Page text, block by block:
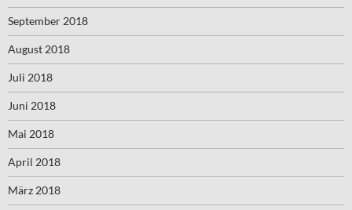
September 2018
August 2018
Juli 2018
Juni 2018
Mai 2018
April 2018
März 2018